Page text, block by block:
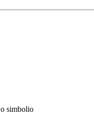
simbolio